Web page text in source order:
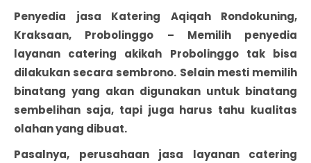
Penyedia jasa Katering Aqiqah Rondokuning,
Kraksaan, Probolinggo – Memilih penyedia
layanan catering akikah Probolinggotak bisa
dilakukan secara sembrono. Selain mesti memilih
binatang yang akan digunakan untuk binatang
sembelihan saja, tapi juga harus tahu kualitas
olahan yang dibuat.
Pasalnya, perusahaan jasa layanan catering